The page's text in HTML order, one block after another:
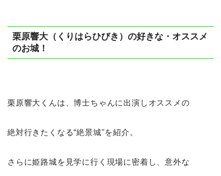
栗原響大（くりはらひびき）の好きな・オススメ
のお城！
栗原響大くんは、博士ちゃんに出演しオススメの
絶対行きたくなる“絶景城"を紹介。
さらに姫路城を見学に行く現場に密着し、意外な